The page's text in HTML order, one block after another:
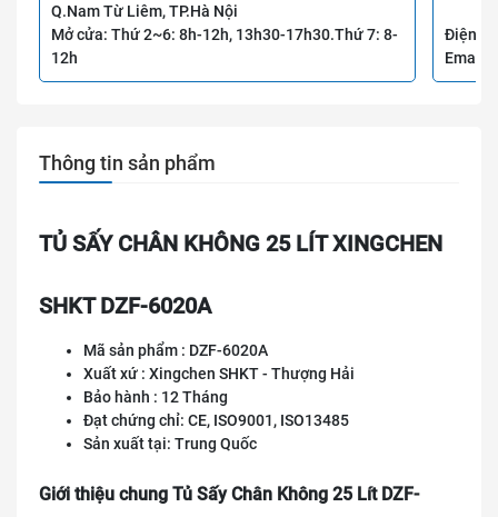
Q.Nam Từ Liêm, TP.Hà Nội
Mở cửa: Thứ 2~6: 8h-12h, 13h30-17h30.Thứ 7: 8-
12h
Điện
Email:
Thông tin sản phẩm
TỦ SẤY CHÂN KHÔNG 25 LÍT XINGCHEN
SHKT DZF-6020A
Mã sản phẩm : DZF-6020A
Xuất xứ : Xingchen SHKT - Thượng Hải
Bảo hành : 12 Tháng
Đạt chứng chỉ: CE, ISO9001, ISO13485
Sản xuất tại: Trung Quốc
Giới thiệu chung Tủ Sấy Chân Không 25 Lít DZF-